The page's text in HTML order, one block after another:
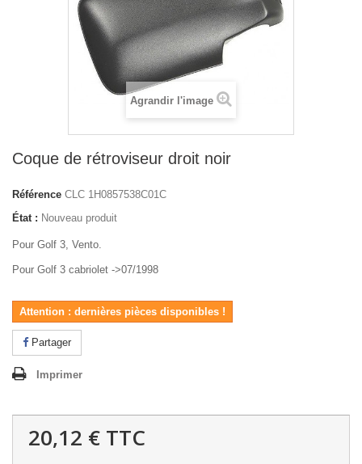
Agrandir l'image
Coque de rétroviseur droit noir
Référence CLC 1H0857538C01C
État : Nouveau produit
Pour Golf 3, Vento.
Pour Golf 3 cabriolet ->07/1998
Attention : dernières pièces disponibles !
Partager
Imprimer
20,12 € TTC